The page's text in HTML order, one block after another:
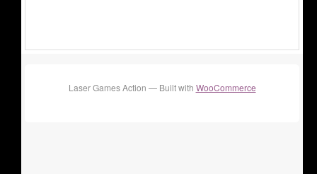
Laser Games Action — Built with WooCommerce